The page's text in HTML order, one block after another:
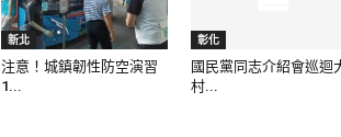
新北
注意！城鎮韌性防空演習
1...
彰化
國民黨同志介紹會巡迴
村...